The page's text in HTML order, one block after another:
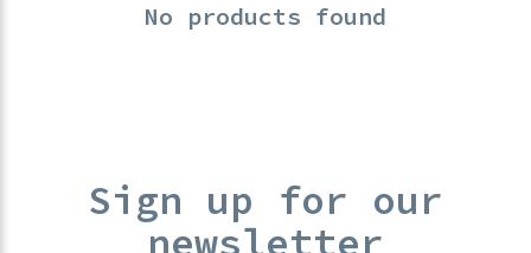
No products found
Sign up for our
newsletter